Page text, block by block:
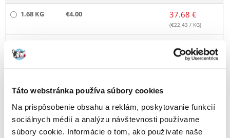
Táto webstránka používa súbory cookies
Na prispôsobenie obsahu a reklám, poskytovanie funkcií
sociálnych médií a analýzu návštevnosti používame
súbory cookie. Informácie o tom, ako používate naše
1.68 KG €4.00 37.68 €
(€22.43 / KG)
(€15.08/ KG)
11.232 KG DOPRAVA ZADARMO 169.20 €
(€15.07
ODOSIELAME DO 48HODÍN